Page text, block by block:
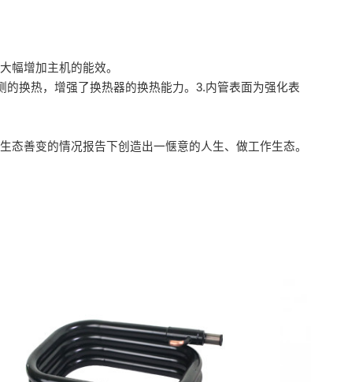
幅增加主机的能效。
换热，增强了换热器的换热能力。3.内管表面为强化表
善变的情况报告下创造出一惬意的人生、做工作生态。